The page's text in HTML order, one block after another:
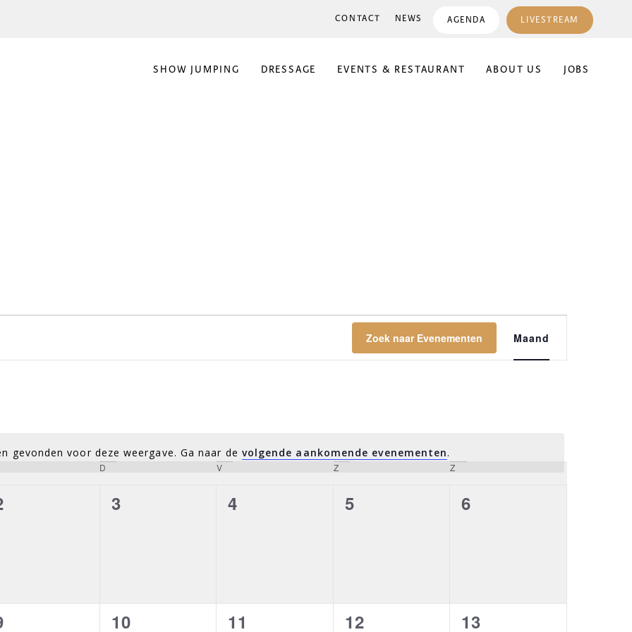
CONTACT NEWS AGENDA LIVESTREAM
SHOW JUMPING DRESSAGE EVENTS & RESTAURANT ABOUT US JOBS
Bericht
gevonden voor deze weergave. Ga naar de volgende aankomende evenementen.
Zoek naar Evenementen
WEERGAVEN
NAVIGATIE
Maand
D Vvrijdag Zzaterdag Z
0
3
0
4
0
5
0
6
0
10
0
11
0
12
0
13